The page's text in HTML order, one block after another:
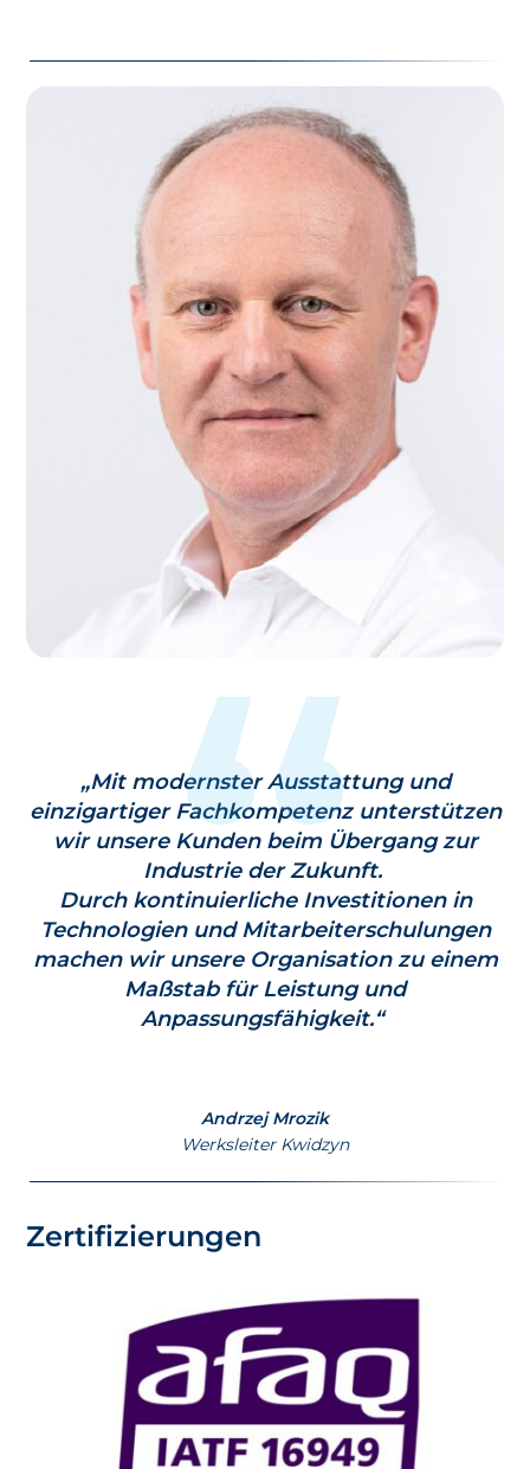
„Mit modernster Ausstattung und
einzigartiger Fachkompetenz unterstützen
wir unsere Kunden beim Übergang zur
Industrie der Zukunft.
Durch kontinuierliche Investitionen in
Technologien und Mitarbeiterschulungen
machen wir unsere Organisation zu einem
Maßstab für Leistung und
Anpassungsfähigkeit.“
Andrzej Mrozik
WerksleiterKwidzyn
Zertifizierungen